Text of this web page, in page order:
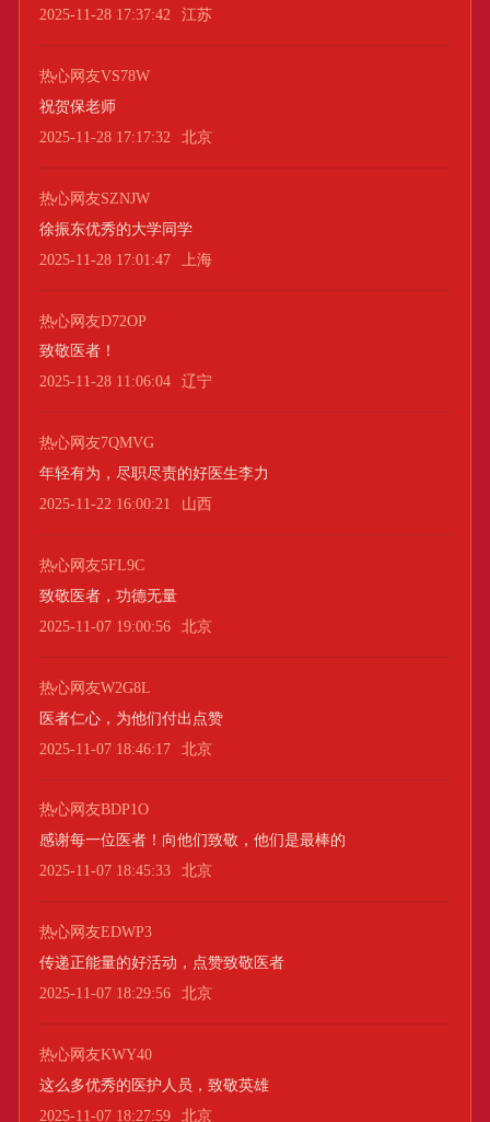
2025-11-28 17:37:42
江苏
热心网友VS78W
祝贺保老师
2025-11-28 17:17:32
北京
热心网友SZNJW
徐振东优秀的大学同学
2025-11-28 17:01:47
上海
热心网友D72OP
致敬医者！
2025-11-28 11:06:04
辽宁
热心网友7QMVG
年轻有为，尽职尽责的好医生李力
2025-11-22 16:00:21
山西
热心网友5FL9C
致敬医者，功德无量
2025-11-07 19:00:56
北京
热心网友W2G8L
医者仁心，为他们付出点赞
2025-11-07 18:46:17
北京
热心网友BDP1O
感谢每一位医者！向他们致敬，他们是最棒的
2025-11-07 18:45:33
北京
热心网友EDWP3
传递正能量的好活动，点赞致敬医者
2025-11-07 18:29:56
北京
热心网友KWY40
这么多优秀的医护人员，致敬英雄
2025-11-07 18:27:59
北京